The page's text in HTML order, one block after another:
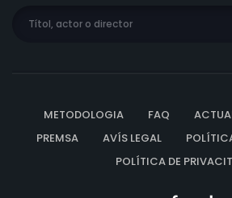
METODOLOGIA FAQ
PREMSA
AVÍS LEGAL
POLÍTICA DE